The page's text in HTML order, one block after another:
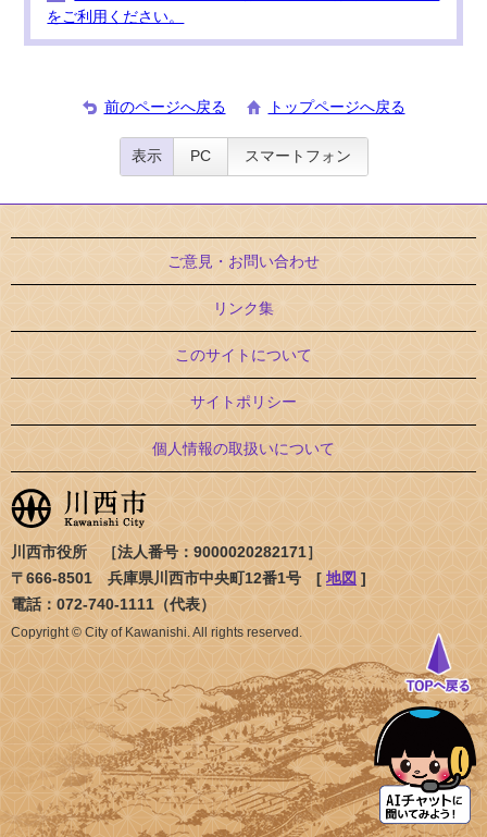
をご利用ください。
前のページへ戻る トップページへ戻る
表示 PC スマートフォン
ご意見・お問い合わせ
リンク集
このサイトについて
サイトポリシー
個人情報の取扱いについて
川西市役所 ［法人番号：9000020282171］
〒666-8501 兵庫県川西市中央町12番1号 [ 地図 ]
電話：072-740-1111（代表）
Copyright © City of Kawanishi. All rights reserved.